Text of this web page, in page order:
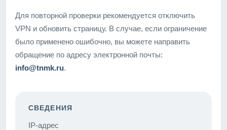
Для повторной проверки рекомендуется отключить
VPN и обновить страницу. В случае, если ограничение
было применено ошибочно, вы можете направить
обращение по адресу электронной почты:
info@tnmk.ru.
СВЕДЕНИЯ
IP-адрес